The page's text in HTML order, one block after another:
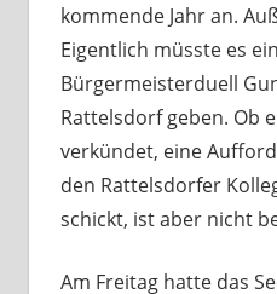
kommende Jahr an.
Eigentlich müsste es
Bürgermeisterduell
Rattelsdorf geben. Ob
verkündet, eine
den Rattelsdorfer
schickt, ist aber nicht
Am Freitag hatte das